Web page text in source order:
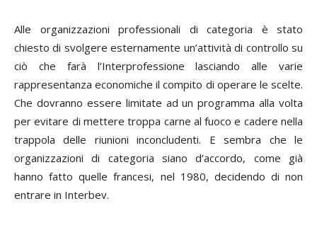
Alle organizzazioni professionali di categoria è stato
chiesto di svolgere esternamente un’attività di controllo su
ciò che farà l’Interprofessione lasciando alle varie
rappresentanza economiche il compito di operare le scelte.
Che dovranno essere limitate ad un programma alla volta
per evitare di mettere troppa carne al fuoco e cadere nella
trappola delle riunioni inconcludenti. E sembra che le
organizzazioni di categoria siano d’accordo, come già
hanno fatto quelle francesi, nel 1980, decidendo di non
entrare in Interbev.